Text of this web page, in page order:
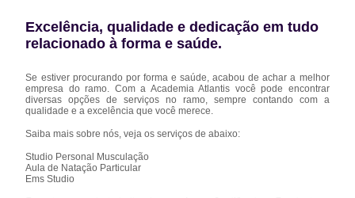
Excelência, qualidade e dedicação em tudo
relacionado à forma e saúde.
Se estiver procurando por forma e saúde, acabou de achar a melhor
empresa do ramo. Com a Academia Atlantis você pode encontrar
diversas opções de serviços no ramo, sempre contando com a
qualidade e a excelência que você merece.
Saiba mais sobre nós, veja os serviços de abaixo:
Studio Personal Musculação
Aula de Natação Particular
Ems Studio